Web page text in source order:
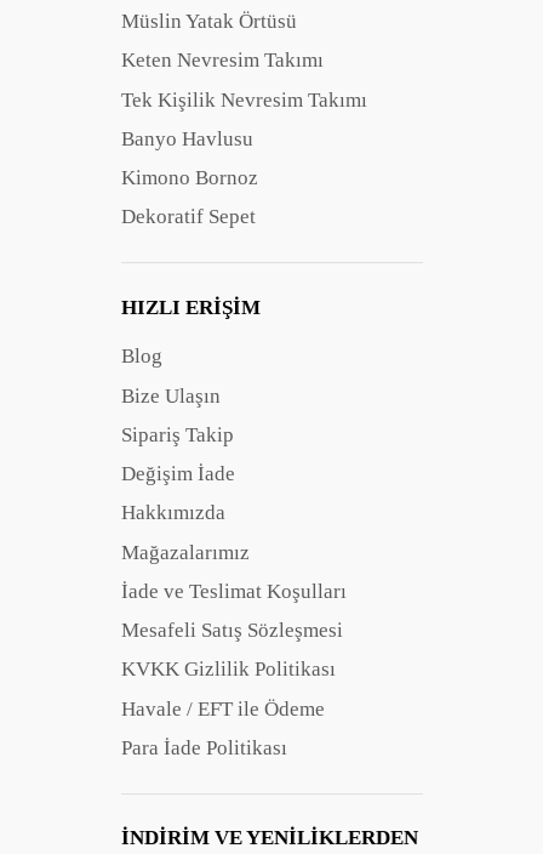
Müslin Yatak Örtüsü
Keten Nevresim Takımı
Tek Kişilik Nevresim Takımı
Banyo Havlusu
Kimono Bornoz
Dekoratif Sepet
HIZLI ERIŞIM
Blog
Bize Ulaşın
Sipariş Takip
Değişim İade
Hakkımızda
Mağazalarımız
İade ve Teslimat Koşulları
Mesafeli Satış Sözleşmesi
KVKK Gizlilik Politikası
Havale / EFT ile Ödeme
Para İade Politikası
İNDIRIM VE YENILIKLERDEN